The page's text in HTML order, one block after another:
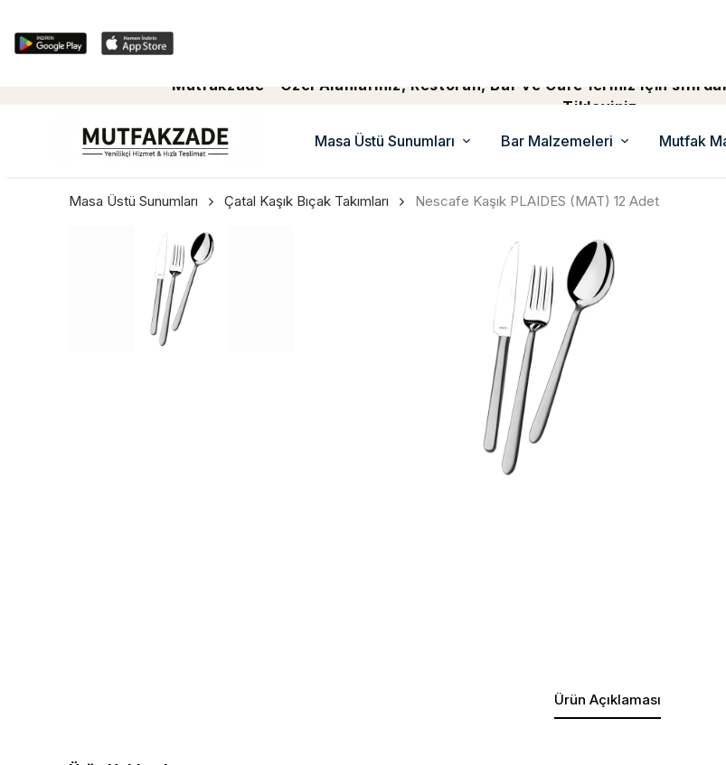
Mutfakzade - Özel Alanlariniz, Restoran, Bar ve Cafe'leriniz için
Tiklayiniz...
Masa Üstü Sunumları
Bar Malzemeleri Mutfak
Masa Üstü Sunumları Çatal Kaşık Bıçak Takımları Nescafe Kaşık PLAIDES (MAT) 12 Adet
Ürün Açıklaması